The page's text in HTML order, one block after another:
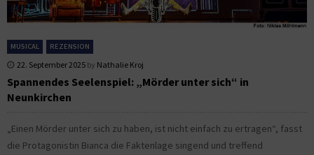
MUSICAL REZENSION
22. September 2025 by Nathalie Kroj
Spannendes Seelenspiel: „Mörder unter sich“ in
Neunkirchen
„Einen Mörder unter sich zu haben, ist nicht einfach zu ertragen“, fasst
die Protagonistin Bianca die Faktenlage singend und treffend